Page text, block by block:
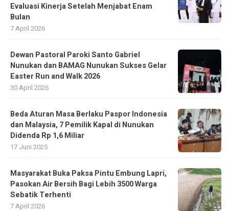
Evaluasi Kinerja Setelah Menjabat Enam
Bulan
7 April 2026
Dewan Pastoral Paroki Santo Gabriel
Nunukan dan BAMAG Nunukan Sukses Gelar
Easter Run and Walk 2026
30 April 2026
Beda Aturan Masa Berlaku Paspor Indonesia
dan Malaysia, 7 Pemilik Kapal di Nunukan
Didenda Rp 1,6 Miliar
17 Juni 2025
Masyarakat Buka Paksa Pintu Embung Lapri,
Pasokan Air Bersih Bagi Lebih 3500 Warga
Sebatik Terhenti
7 April 2026